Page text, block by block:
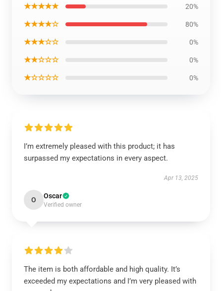
★★★★★ 20%
★★★★☆ 80%
★★★☆☆ 0%
★★☆☆☆ 0%
★☆☆☆☆ 0%
I’m extremely pleased with this product; it has
surpassed my expectations in every aspect.
Apr 13, 2025
O Oscar
Verified owner
The item is both affordable and high quality. It’s
exceeded my expectations and I’m very pleased with